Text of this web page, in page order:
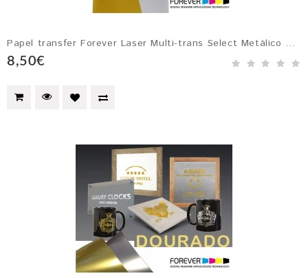
Papel transfer Forever Laser Multi-trans Select Metálico para Papel, C...
8,50€